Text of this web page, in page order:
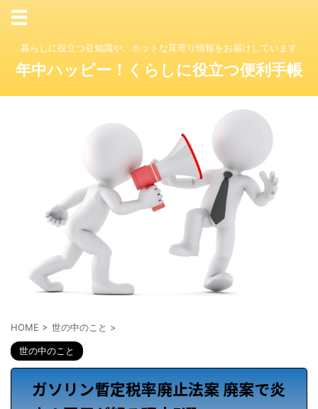
暮らしに役立つ豆知識や、ホットな耳寄り情報をお届けしています
年中ハッピー！くらしに役立つ便利手帳
HOME > 世の中のこと >
世の中のこと
ガソリン暫定税率廃止法案 廃案で炎